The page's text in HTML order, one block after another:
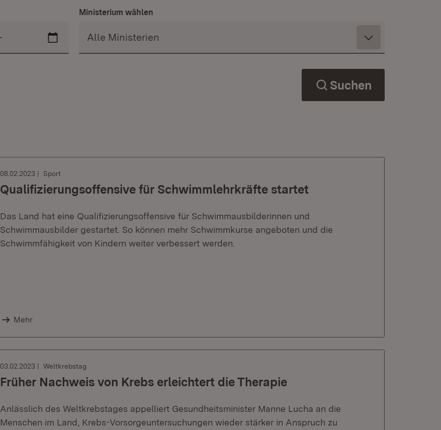
Ministerium wählen
Suchen
08.02.2023 Sport
Qualifizierungsoffensive für Schwimmlehrkräfte startet
Das Land hat eine Qualifizierungsoffensive für Schwimmausbilderinnen und
Schwimmausbilder gestartet. So können mehr Schwimmkurse angeboten und die
Schwimmfähigkeit von Kindern weiter verbessert werden.
Mehr
03.02.2023 Weltkrebstag
Früher Nachweis von Krebs erleichtert die Therapie
Anlässlich des Weltkrebstages appelliert Gesundheitsminister Manne Lucha an die
Menschen im Land, Krebs-Vorsorgeuntersuchungen wieder stärker in Anspruch zu